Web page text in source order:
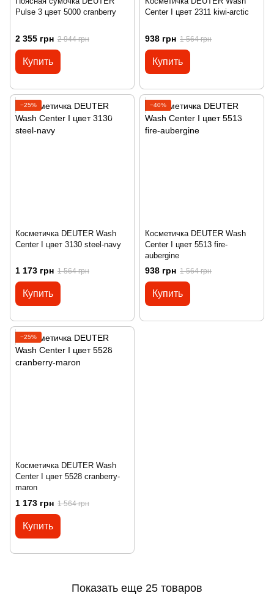
Pulse 3 цвет 5000 cranberry
2 355 грн 2 944 грн
Купить
Center I цвет 2311 kiwi-arctic
938 грн 1 564 грн
Купить
−25%
Косметичка DEUTER Wash
Center I цвет 3130 steel-navy
1 173 грн 1 564 грн
Купить
−40%
Косметичка DEUTER Wash
Center I цвет 5513 fire-
aubergine
938 грн 1 564 грн
Купить
−25%
Косметичка DEUTER Wash
Center I цвет 5528 cranberry-
maron
1 173 грн 1 564 грн
Купить
Показать еще 25 товаров